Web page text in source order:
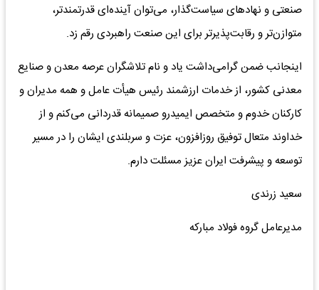
صنعتی و نهادهای سیاست‌گذار، می‌توان آینده‌ای قدرتمندتر،
متوازن‌تر و رقابت‌پذیرتر برای این صنعت راهبردی رقم زد.
اینجانب ضمن گرامی‌داشت یاد و نام تلاشگران عرصه معدن و صنایع
معدنی کشور، از خدمات ارزشمند رئیس هیأت عامل و همه مدیران و
کارکنان خدوم و متخصص ایمیدرو صمیمانه قدردانی می‌کنم و از
خداوند متعال توفیق روزافزون، عزت و سربلندی ایشان را در مسیر
توسعه و پیشرفت ایران عزیز مسئلت دارم.
سعید زرندی
مدیرعامل گروه فولاد مبارکه